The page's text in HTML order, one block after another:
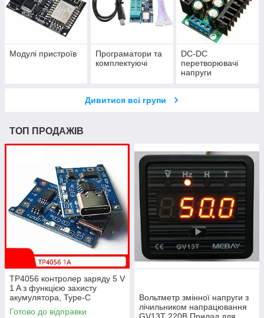
Модулі пристроїв
Програматори та
комплектуючі
DC-DC
перетворювачі
напруги
Дивитися всі групи
ТОП ПРОДАЖІВ
TP4056 контролер заряду 5 V
1 A з функцією захисту
акумулятора, Type-C
Готово до відправки
Вольтметр змінної напруги з
лічильником напрацювання